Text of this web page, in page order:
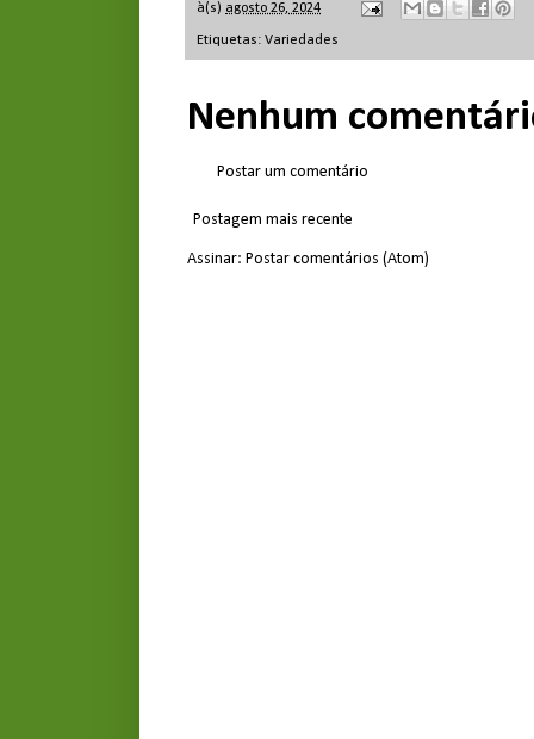
à(s) agosto 26, 2024
Etiquetas: Variedades
Nenhum
Postar um comentário
Postagem mais recente
Assinar: Postar comentários (Atom)